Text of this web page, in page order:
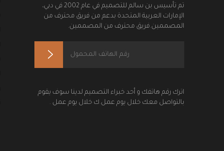
تم تأسيس بن سالم للتصميم في عام 2002 في دبي،
الإمارات العربية المتحدة بدعم من فريق محترف من
المصممين.فريق محترف من المصممين.
اترك رقم هاتفك و أحد خبراء التصميم لدينا سوف يقوم
بالتواصل معك خلال يوم عمل.ك خلال يوم عمل .